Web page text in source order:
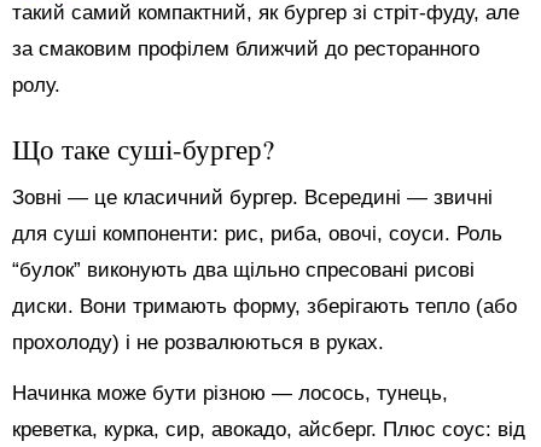
такий самий компактний, як бургер зі стріт-фуду, але
за смаковим профілем ближчий до ресторанного
ролу.
Що таке суші-бургер?
Зовні — це класичний бургер. Всередині — звичні
для суші компоненти: рис, риба, овочі, соуси. Роль
“булок” виконують два щільно спресовані рисові
диски. Вони тримають форму, зберігають тепло (або
прохолоду) і не розвалюються в руках.
Начинка може бути різною — лосось, тунець,
креветка, курка, сир, авокадо, айсберг. Плюс соус: від